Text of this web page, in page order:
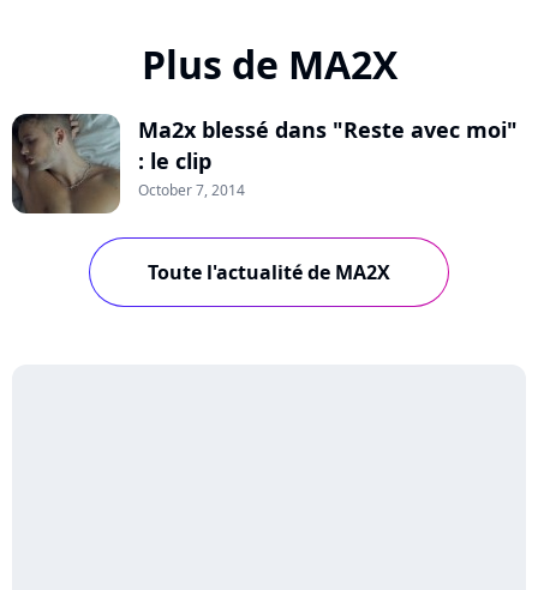
Plus de MA2X
Ma2x blessé dans "Reste avec moi"
: le clip
October 7, 2014
Toute l'actualité de MA2X